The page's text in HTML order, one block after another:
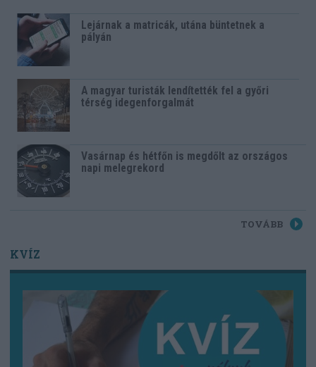
Lejárnak a matricák, utána büntetnek a
pályán
A magyar turisták lendítették fel a győri
térség idegenforgalmát
Vasárnap és hétfőn is megdőlt az országos
napi melegrekord
TOVÁBB
KVÍZ